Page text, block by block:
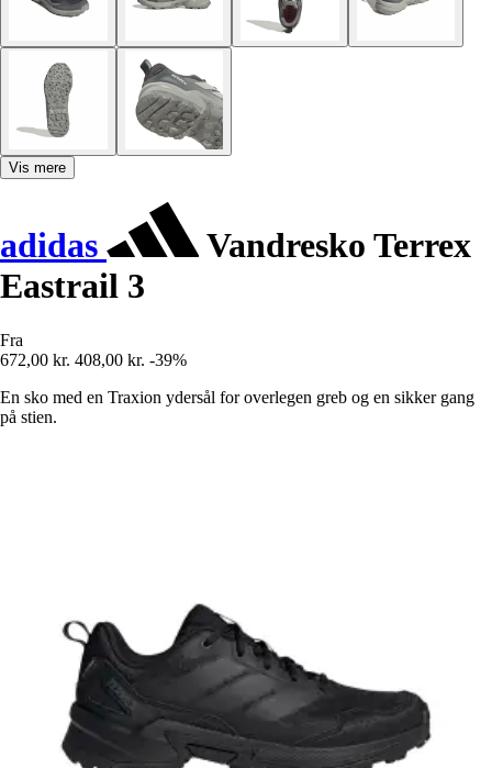
Vis mere
adidas
Vandresko Terrex
Eastrail 3
Fra
672,00 kr. 408,00 kr. -39%
En sko med en Traxion ydersål for overlegen greb og en sikker gang
på stien.